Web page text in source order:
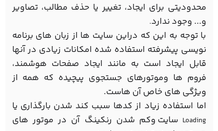
محدودیتی برای ایجاد، تغییر یا حذف مطالب، تصاویر
و... وجود ندارد.
با توجه به این که دراین سایت ها از زبان های برنامه
نویسی پیشرفته استفاده شده امکانات زیادی در آنها
قابل ایجاد است به مانند ایجاد صفحات هوشمند،
فروم ها وموتورهای جستجوی پیچیده که همه از
ویژگی های خاص آن هاست.
اما استفاده زیاد از کدها سبب کند شدن بارگذاری یا
Loading سایت وکم شدن رنکینگ آن در موتور های